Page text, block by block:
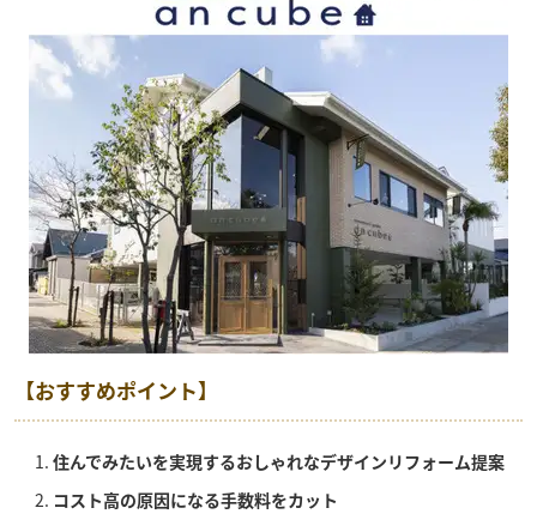
【おすすめポイント】
住んでみたいを実現するおしゃれなデザインリフォーム提案
コスト高の原因になる手数料をカット